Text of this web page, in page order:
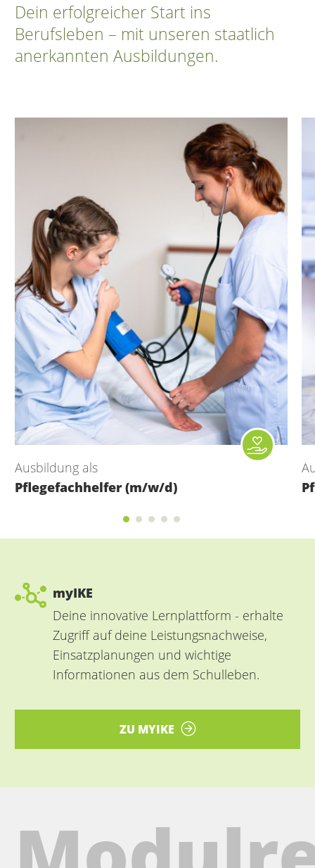
Dein erfolgreicher Start ins
Berufsleben – mit unseren staatlich
anerkannten Ausbildungen.
Ausbildung als
Pflegefachhelfer (m/w/d)
myIKE
Deine innovative Lernplattform - erhalte
Zugriff auf deine Leistungsnachweise,
Einsatzplanungen und wichtige
Informationen aus dem Schulleben.
ZU MYIKE